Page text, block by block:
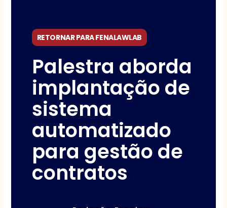
RETORNAR PARA FENALAWLAB
Palestra aborda
implantação de
sistema
automatizado
para gestão de
contratos